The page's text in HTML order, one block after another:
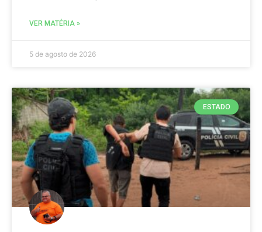
VER MATÉRIA »
5 de agosto de 2026
ESTADO